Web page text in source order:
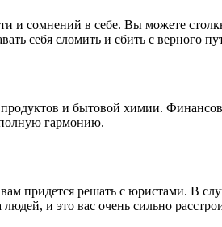
и сомнений в себе. Вы можете
себя сломить и сбить с верного
и бытовой химии.
полную гармонию.
придется решать с юристами. В
и это вас очень сильно